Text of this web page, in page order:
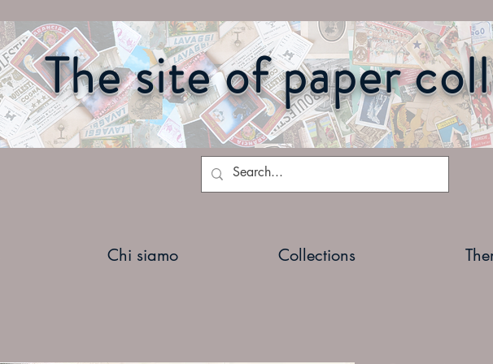
The site of paper
Chi siamo Collections